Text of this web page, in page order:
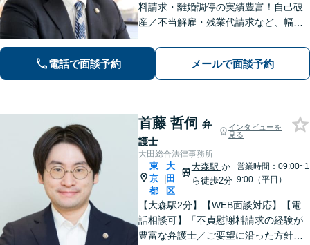
料請求・離婚調停の実績豊富！自己破
産／不当解雇・残業代請求など、幅広
数！温もりある対応をご提供します。
【中小企業顧問経験100社以上】不動産
問題、予防法務はお任せください。
電話で面談予約 メールで面談予約
首藤 哲伺 弁
護士
インタビューを
見る
大田総合法律事務所
東
京
都
|
大
田
区
大森駅 か
ら徒歩2分
営業時間：09:00~1
9:00（平日）
【大森駅2分】【WEB面談対応】【電
話相談可】「不貞慰謝料請求の経験が
豊富な弁護士／ご要望に沿った方針を